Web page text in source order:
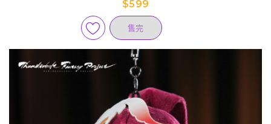
$599
售完